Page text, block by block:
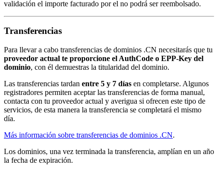
validación el importe facturado por el no podrá ser reembolsado.
Transferencias
Para llevar a cabo transferencias de dominios .CN necesitarás que tu
proveedor actual te proporcione el AuthCode o EPP-Key del
dominio, con él demuestras la titularidad del dominio.
Las transferencias tardan entre 5 y 7 días en completarse. Algunos
registradores permiten aceptar las transferencias de forma manual,
contacta con tu proveedor actual y averigua si ofrecen este tipo de
servicios, de esta manera la transferencia se completará el mismo
día.
Más información sobre transferencias de dominios .CN.
Los dominios, una vez terminada la transferencia, amplían en un año
la fecha de expiración.